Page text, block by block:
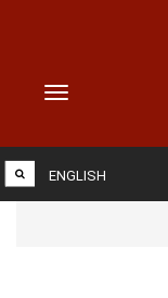
Toggle
ENGLISH